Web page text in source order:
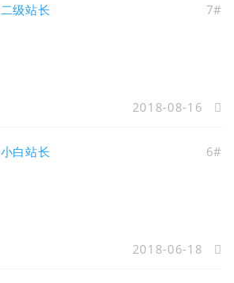
二级站长 7#
2018-08-16
小白站长 6#
2018-06-18